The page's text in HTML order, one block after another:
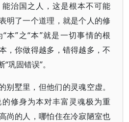
治国之人，这是根本不可能
明了一个道理，就是个人的修
本”之“本”就是一切事情的根
，你做得越多，错得越多，不
巩固错误”。
别墅里，但他们的灵魂空虚。
修身为本对丰富灵魂极为重
尚的人，哪怕住在冷寂陋室也